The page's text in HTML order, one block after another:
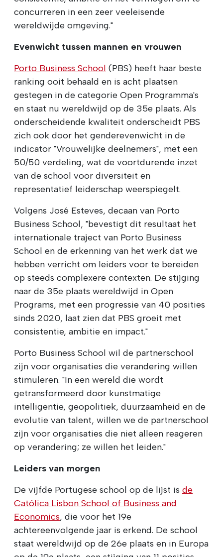
concurreren in een zeer veeleisende
wereldwijde omgeving."
Evenwicht tussen mannen en vrouwen
Porto Business School (PBS) heeft haar beste
ranking ooit behaald en is acht plaatsen
gestegen in de categorie Open Programma's
en staat nu wereldwijd op de 35e plaats. Als
onderscheidende kwaliteit onderscheidt PBS
zich ook door het genderevenwicht in de
indicator "Vrouwelijke deelnemers", met een
50/50 verdeling, wat de voortdurende inzet
van de school voor diversiteit en
representatief leiderschap weerspiegelt.
Volgens José Esteves, decaan van Porto
Business School, "bevestigt dit resultaat het
internationale traject van Porto Business
School en de erkenning van het werk dat we
hebben verricht om leiders voor te bereiden
op steeds complexere contexten. De stijging
naar de 35e plaats wereldwijd in Open
Programs, met een progressie van 40 posities
sinds 2020, laat zien dat PBS groeit met
consistentie, ambitie en impact."
Porto Business School wil de partnerschool
zijn voor organisaties die verandering willen
stimuleren. "In een wereld die wordt
getransformeerd door kunstmatige
intelligentie, geopolitiek, duurzaamheid en de
evolutie van talent, willen we de partnerschool
zijn voor organisaties die niet alleen reageren
op verandering; ze willen het leiden."
Leiders van morgen
De vijfde Portugese school op de lijst is de
Católica Lisbon School of Business and
Economics, die voor het 19e
achtereenvolgende jaar is erkend. De school
staat wereldwijd op de 26e plaats en in Europa